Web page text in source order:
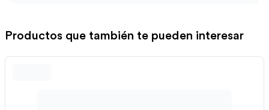
Productos que también te pueden interesar